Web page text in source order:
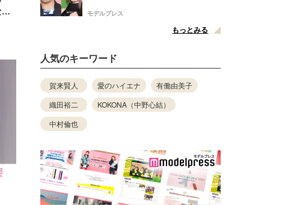
モデルプレス
もっとみる
人気のキーワード
賀来賢人 愛のハイエナ
有働由美子
織田裕二
KOKONA（中野心結）
中村倫也